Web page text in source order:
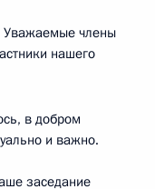
члены
нашего
в добром
и важно.
заседание